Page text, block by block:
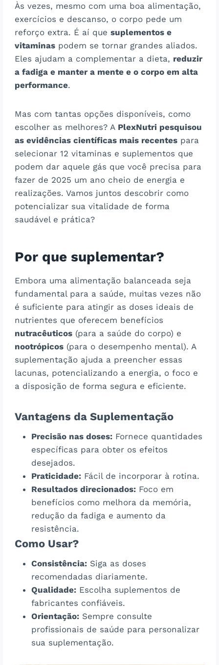
Às vezes, mesmo com uma boa alimentação,
exercícios e descanso, o corpo pede um
reforço extra. É aí quesuplementos e
vitaminas podem se tornar grandes aliados.
Eles ajudam a complementar a dieta, reduzir
a fadiga e manter a mente e o corpo em alta
performance.
Mas com tantas opções disponíveis, como
escolher as melhores? A PlexNutri pesquisou
as evidências científicas mais recentes para
selecionar 12 vitaminas e suplementos que
podem dar aquele gás que você precisa para
fazer de 2025 um ano cheio de energia e
realizações. Vamos juntos descobrir como
potencializar sua vitalidade de forma
saudável e prática?
Por que suplementar?
Embora uma alimentação balanceada seja
fundamental para a saúde, muitas vezes não
é suficiente para atingir as doses ideais de
nutrientes que oferecem benefícios
nutracêuticos (para a saúde do corpo) e
nootrópicos (para o desempenho mental). A
suplementação ajuda a preencher essas
lacunas, potencializando a energia, o foco e
a disposição de forma segura e eficiente.
Vantagens da Suplementação
Precisão nas doses: Fornece quantidades
específicas para obter os efeitos
desejados.
Praticidade: Fácil de incorporar à rotina.
Resultados direcionados: Foco em
benefícios como melhora da memória,
redução da fadiga e aumento da
resistência.
Como Usar?
Consistência: Siga as doses
recomendadas diariamente.
Qualidade: Escolha suplementos de
fabricantes confiáveis.
Orientação: Sempre consulte
profissionais de saúde para personalizar
sua suplementação.